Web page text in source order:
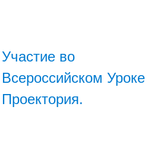
Участие во
Всероссийском Уроке
Проектория.